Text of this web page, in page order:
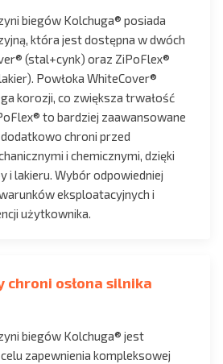
biegów Kolchuga® posiada
która jest dostępna w dwóch
(stal+cynk) oraz ZiPoFlex®
Powłoka WhiteCover®
korozji, co zwiększa trwałość
to bardziej zaawansowane
chroni przed
i chemicznymi, dzięki
i lakieru. Wybór odpowiedniej
eksploatacyjnych i
użytkownika.
chroni osłona silnika
biegów Kolchuga® jest
zapewnienia kompleksowej